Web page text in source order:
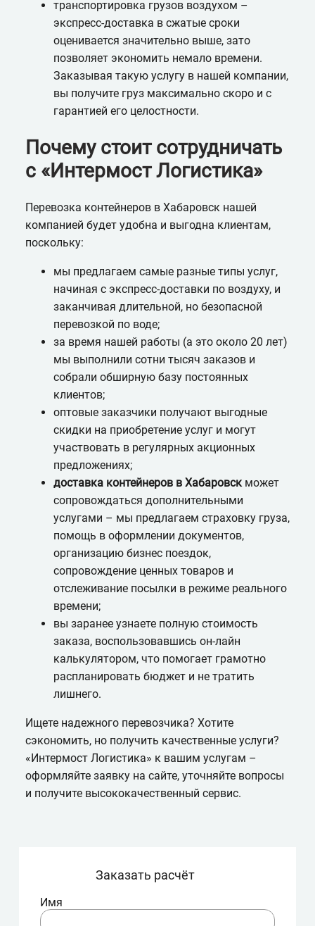
транспортировка грузов воздухом –
экспресс-доставка в сжатые сроки
оценивается значительно выше, зато
позволяет экономить немало времени.
Заказывая такую услугу в нашей компании,
вы получите груз максимально скоро и с
гарантией его целостности.
Почему стоит сотрудничать
с «Интермост Логистика»
Перевозка контейнеров в Хабаровск нашей
компанией будет удобна и выгодна клиентам,
поскольку:
мы предлагаем самые разные типы услуг,
начиная с экспресс-доставки по воздуху, и
заканчивая длительной, но безопасной
перевозкой по воде;
за время нашей работы (а это около 20 лет)
мы выполнили сотни тысяч заказов и
собрали обширную базу постоянных
клиентов;
оптовые заказчики получают выгодные
скидки на приобретение услуг и могут
участвовать в регулярных акционных
предложениях;
доставка контейнеров в Хабаровскможет
сопровождаться дополнительными
услугами – мы предлагаем страховку груза,
помощь в оформлении документов,
организацию бизнес поездок,
сопровождение ценных товаров и
отслеживание посылки в режиме реального
времени;
вы заранее узнаете полную стоимость
заказа, воспользовавшись он-лайн
калькулятором, что помогает грамотно
распланировать бюджет и не тратить
лишнего.
Ищете надежного перевозчика? Хотите
сэкономить, но получить качественные услуги?
«Интермост Логистика» к вашим услугам –
оформляйте заявку на сайте, уточняйте вопросы
и получите высококачественный сервис.
Заказать расчёт
Имя